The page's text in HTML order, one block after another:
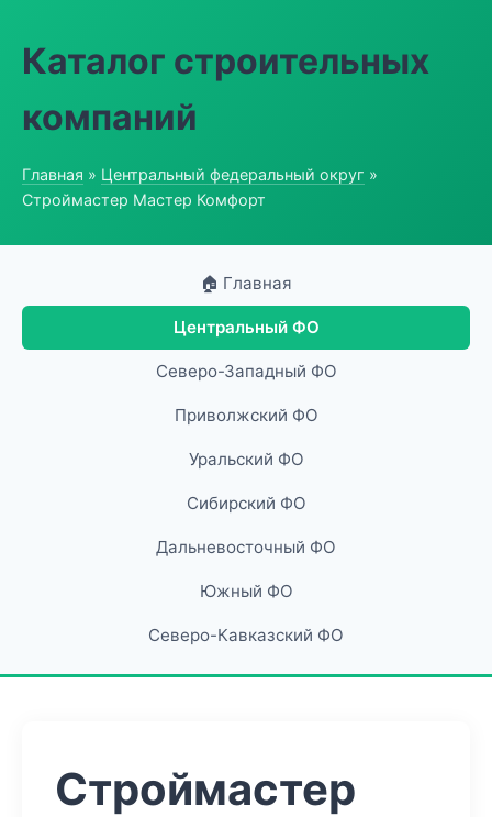
Каталог строительных
компаний
Главная » Центральный федеральный округ »
Строймастер Мастер Комфорт
🏠 Главная
Центральный ФО
Северо-Западный ФО
Приволжский ФО
Уральский ФО
Сибирский ФО
Дальневосточный ФО
Южный ФО
Северо-Кавказский ФО
Строймастер